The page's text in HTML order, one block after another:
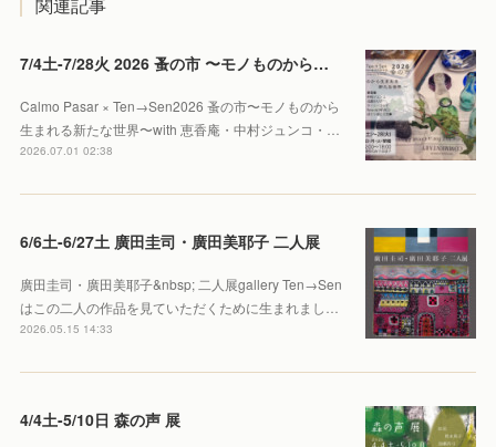
7/4土-7/28火 2026 蚤の市 〜モノものから生まれる新たな世界〜
Calmo Pasar × Ten→Sen2026 蚤の市〜モノものから
生まれる新たな世界〜with 恵香庵・中村ジュンコ・…
2026.07.01 02:38
6/6土-6/27土 廣田圭司・廣田美耶子 二人展
廣田圭司・廣田美耶子&nbsp; 二人展gallery Ten→Sen
はこの二人の作品を見ていただくために生まれまし…
2026.05.15 14:33
4/4土-5/10日 森の声 展